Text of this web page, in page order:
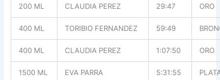
200 ML CLAUDIA PEREZ 29:47 ORO
400 ML TORIBIO FERNANDEZ 59:49
400 ML CLAUDIA PEREZ 1:07:50 ORO
1500 ML EVA PARRA 5:31:55